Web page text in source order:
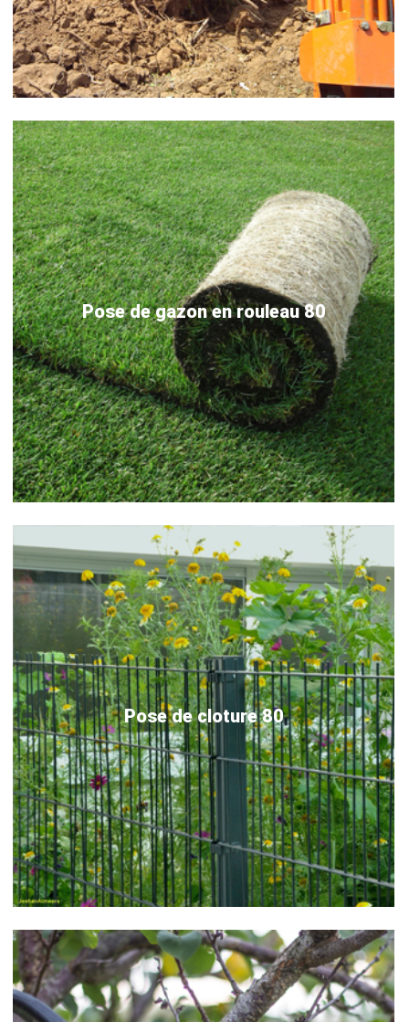
Pose de gazon en rouleau 80
Pose de cloture 80